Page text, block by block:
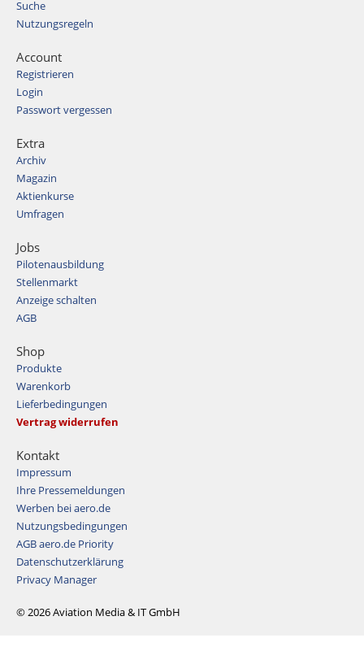
Suche
Nutzungsregeln
Account
Registrieren
Login
Passwort vergessen
Extra
Archiv
Magazin
Aktienkurse
Umfragen
Jobs
Pilotenausbildung
Stellenmarkt
Anzeige schalten
AGB
Shop
Produkte
Warenkorb
Lieferbedingungen
Vertrag widerrufen
Kontakt
Impressum
Ihre Pressemeldungen
Werben bei aero.de
Nutzungsbedingungen
AGB aero.de Priority
Datenschutzerklärung
Privacy Manager
© 2026 Aviation Media & IT GmbH